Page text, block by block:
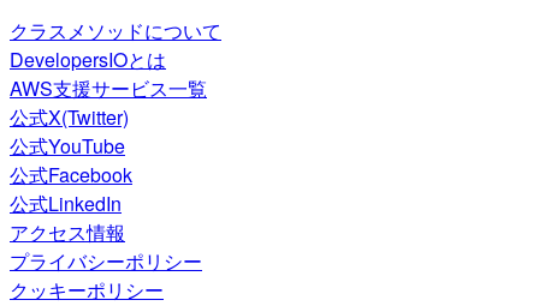
クラスメソッドについて
DevelopersIOとは
AWS支援サービス一覧
公式X(Twitter)
公式YouTube
公式Facebook
公式LinkedIn
アクセス情報
プライバシーポリシー
クッキーポリシー